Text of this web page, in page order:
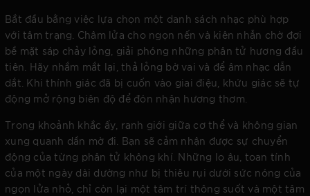
Bắt đầu bằng việc lựa chọn một danh sách nhạc phù hợp
với tâm trạng. Châm lửa cho ngọn nến và kiên nhẫn chờ đợi
bề mặt sáp chảy lỏng, giải phóng những phân tử hương đầu
tiên. Hãy nhắm mắt lại, thả lỏng bờ vai và để âm nhạc dẫn
dắt. Khi thính giác đã bị cuốn vào giai điệu, khứu giác sẽ tự
động mở rộng biên độ để đón nhận hương thơm.
Trong khoảnh khắc ấy, ranh giới giữa cơ thể và không gian
xung quanh dần mờ đi. Bạn sẽ cảm nhận được sự chuyển
động của từng phân tử không khí. Những lo âu, toan tính
của một ngày dài dường như bị thiêu rụi dưới sức nóng của
ngọn lửa nhỏ, chỉ còn lại một tâm trí thông suốt và một tâm